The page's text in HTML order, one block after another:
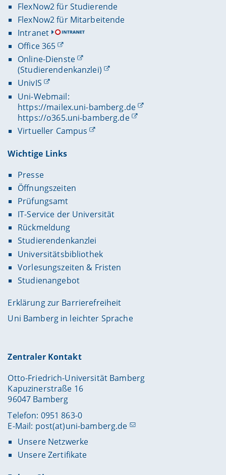
FlexNow2 für Studierende
FlexNow2 für Mitarbeitende
Intranet
Office 365
Online-Dienste
(Studierendenkanzlei)
UnivIS
Uni-Webmail:
https://mailex.uni-bamberg.de
https://o365.uni-bamberg.de
Virtueller Campus
Wichtige Links
Presse
Öffnungszeiten
Prüfungsamt
IT-Service der Universität
Rückmeldung
Studierendenkanzlei
Universitätsbibliothek
Vorlesungszeiten & Fristen
Studienangebot
Erklärung zur Barrierefreiheit
Uni Bamberg in leichter Sprache
Zentraler Kontakt
Otto-Friedrich-Universität Bamberg
Kapuzinerstraße 16
96047 Bamberg
Telefon: 0951 863-0
E-Mail: post(at)uni-bamberg.de
Unsere Netzwerke
Unsere Zertifikate